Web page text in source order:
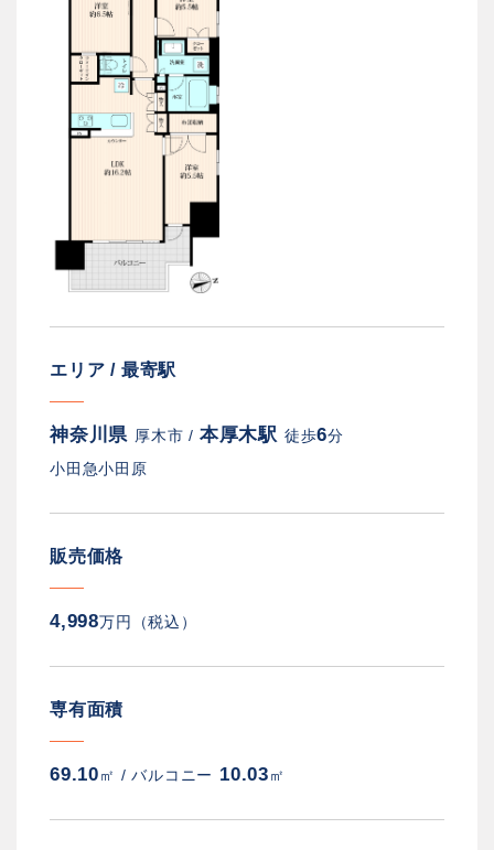
エリア / 最寄駅
神奈川県 厚木市 / 本厚木駅 徒歩6分
小田急小田原
販売価格
4,998万円（税込）
専有面積
69.10㎡ /バルコニー 10.03㎡